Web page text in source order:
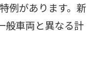
例があります。新
般車両と異なる計